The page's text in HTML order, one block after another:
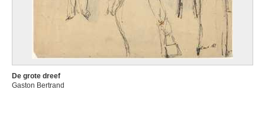
De grote dreef
Gaston Bertrand